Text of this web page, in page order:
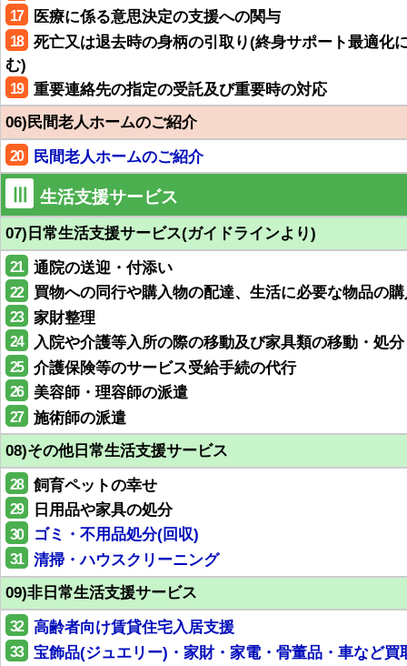
17 医療に係る意思決定の支援への関与
18
死亡又は退去時の身柄の引取り(終身サポート最適化
む)
19
重要連絡先の指定の受託及び重要時の対応
06)民間老人ホームのご紹介
20 民間老人ホームのご紹介
生活支援サービス
07)日常生活支援サービス(ガイドラインより)
21 通院の送迎・付添い
22 買物への同行や購入物の配達、生活に必要な物品の
23 家財整理
24 入院や介護等入所の際の移動及び家具類の移動・処分
25 介護保険等のサービス受給手続の代行
26 美容師・理容師の派遣
27
施術師の派遣
08)その他日常生活支援サービス
28 飼育ペットの幸せ
29 日用品や家具の処分
30 ゴミ・不用品処分(回収)
31
清掃・ハウスクリーニング
09)非日常生活支援サービス
32 高齢者向け賃貸住宅入居支援
33
宝飾品(ジュエリー)・家財・家電・骨董品・車など買